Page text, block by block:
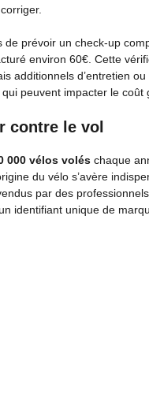
de prévoir un check-up
environ 60€. Cette
additionnels d’entretien
peuvent impacter le coût
contre le vol
000 vélos volés chaque
du vélo s’avère
par des
identifiant unique de